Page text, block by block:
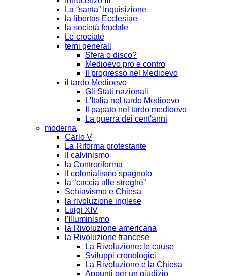
La “santa” Inquisizione
la libertas Ecclesiae
la società feudale
Le crociate
temi generali
Sfera o disco?
Medioevo pro e contro
Il progresso nel Medioevo
il tardo Medioevo
Gli Stati nazionali
L'Italia nel tardo Medioevo
Il papato nel tardo medioevo
La guerra dei cent'anni
moderna
Carlo V
La Riforma protestante
Il calvinismo
la Controriforma
Il colonialismo spagnolo
la “caccia alle streghe”
Schiavismo e Chiesa
la rivoluzione inglese
Luigi XIV
l'Illuminismo
la Rivoluzione americana
la Rivoluzione francese
La Rivoluzione: le cause
Sviluppi cronologici
La Rivoluzione e la Chiesa
Appunti per un giudizio